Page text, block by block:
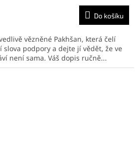
Do košíku
vězněné Pakhšan, která čelí
podpory a dejte jí vědět, že ve
není sama. Váš dopis ručně...